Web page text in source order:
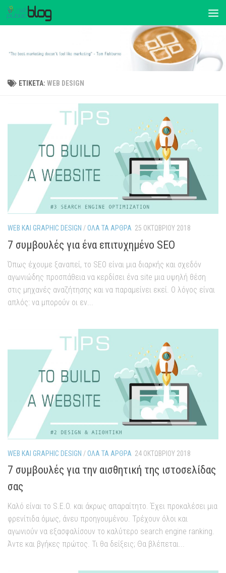
ΕΤΙΚΈΤΑ: WEB DESIGN
WEB ΚΑΙ GRAPHIC DESIGN /ΌΛΑ ΤΑ ΆΡΘΡΑ 25 ΟΚΤΩΒΡΊΟΥ 2018
7 συμβουλές για ένα επιτυχημένο SEO
Όπως έχουμε ξαναπεί, το SEO είναι μια διαρκής και σχεδόν
αγωνιώδης προσπάθεια να κερδίσει ένα site μια υψηλή θέση
στις μηχανές αναζήτησης και να παραμείνει εκεί. Ο λόγος είναι
απλός: να μπορούν οι εν...
WEB ΚΑΙ GRAPHIC DESIGN /ΌΛΑ ΤΑ ΆΡΘΡΑ 24 ΟΚΤΩΒΡΊΟΥ 2018
7 συμβουλές για την αισθητική της ιστοσελίδας
σας
Καλό είναι το S.E.O. και άκρως απαραίτητο. Έχει προκαλέσει μια
φρενίτιδα όμως, άνευ προηγουμένου. Τρέχουν όλοι και
αγωνιούν να εξασφαλίσουν το καλύτερο search engine ranking.
Άντε και βγήκες πρώτος. Τι θα δείξεις; Θα βλέπεται...